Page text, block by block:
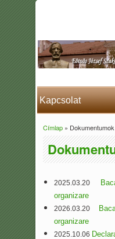
Jelenlegi
Címlap» Dokumentumok
2025.03.20
organizare
2026.03.20
organizare
2025.10.06